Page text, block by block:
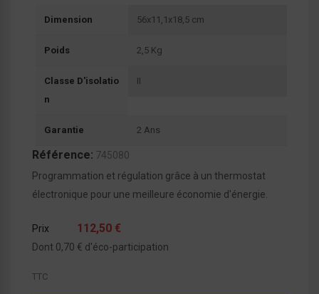
Dimension 56x11,1x18,5 cm
Poids 2,5 Kg
Classe D'isolatio
N
II
Garantie 2 Ans
Référence: 745080
Programmation et régulation grâce à un thermostat
électronique pour une meilleure économie d'énergie.
Prix 112,50 €
Dont 0,70 € d'éco-participation
TTC